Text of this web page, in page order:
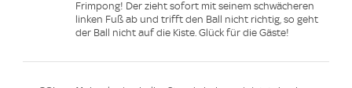
Frimpong! Der zieht sofort mit seinem schwächeren
linken Fuß ab und trifft den Ball nicht richtig, so geht
der Ball nicht auf die Kiste. Glück für die Gäste!